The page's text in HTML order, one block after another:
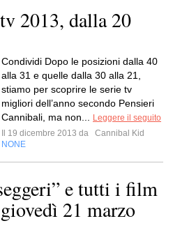
2013, dalla 20
Condividi Dopo le posizioni dalla 40
alla 31 e quelle dalla 30 alla 21,
stiamo per scoprire le serie tv
migliori dell’anno secondo Pensieri
Cannibali, ma non...
Leggere il seguito
Il 19 dicembre 2013 da
Cannibal Kid
NONE
e tutti i film
21 marzo